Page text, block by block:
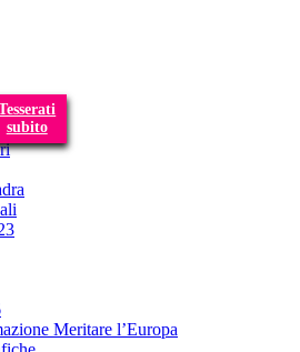
subito
Meritare l’Europa